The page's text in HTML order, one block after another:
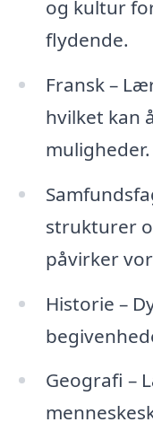
og kultur
flydende.
Fransk –
hvilket kan
muligheder.
strukturer
påvirker
Historie –
Geografi –